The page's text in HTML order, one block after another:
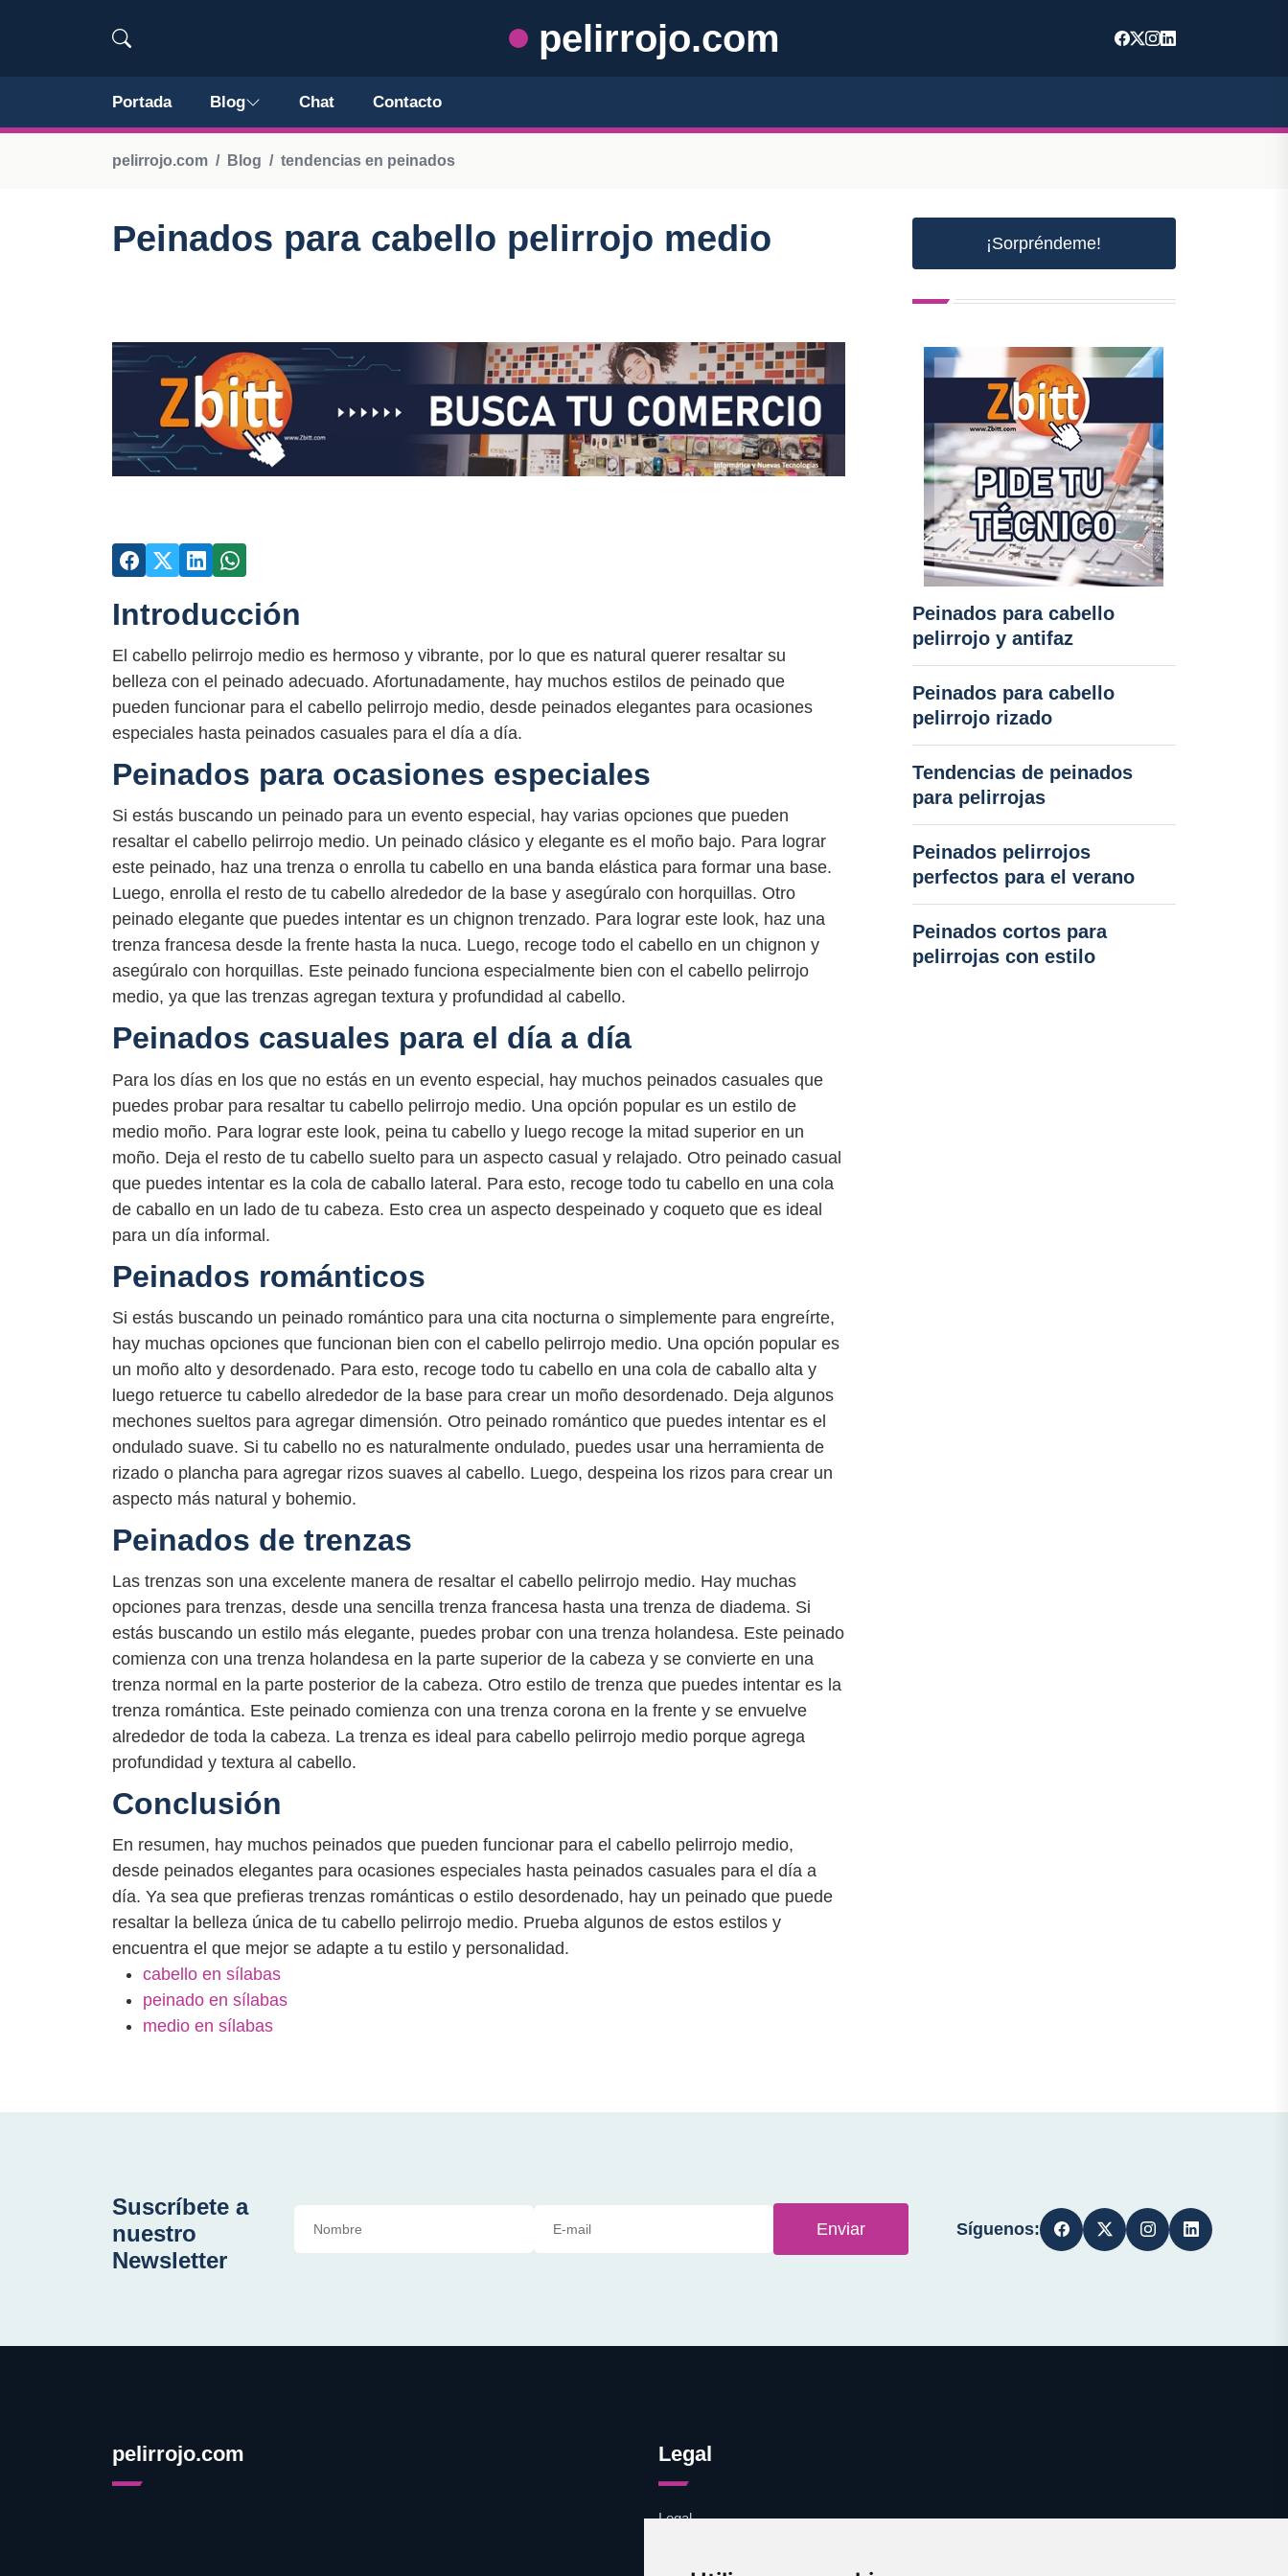
pelirrojo.com
Portada Blog Chat Contacto
pelirrojo.com Blog tendencias en peinados
Peinados para cabello pelirrojo medio
Introducción
El cabello pelirrojo medio es hermoso y vibrante, por lo que es natural querer resaltar su
belleza con el peinado adecuado. Afortunadamente, hay muchos estilos de peinado que
pueden funcionar para el cabello pelirrojo medio, desde peinados elegantes para ocasiones
especiales hasta peinados casuales para el día a día.
Peinados para ocasiones especiales
Si estás buscando un peinado para un evento especial, hay varias opciones que pueden
resaltar el cabello pelirrojo medio. Un peinado clásico y elegante es el moño bajo. Para lograr
este peinado, haz una trenza o enrolla tu cabello en una banda elástica para formar una base.
Luego, enrolla el resto de tu cabello alrededor de la base y asegúralo con horquillas. Otro
peinado elegante que puedes intentar es un chignon trenzado. Para lograr este look, haz una
trenza francesa desde la frente hasta la nuca. Luego, recoge todo el cabello en un chignon y
asegúralo con horquillas. Este peinado funciona especialmente bien con el cabello pelirrojo
medio, ya que las trenzas agregan textura y profundidad al cabello.
Peinados casuales para el día a día
Para los días en los que no estás en un evento especial, hay muchos peinados casuales que
puedes probar para resaltar tu cabello pelirrojo medio. Una opción popular es un estilo de
medio moño. Para lograr este look, peina tu cabello y luego recoge la mitad superior en un
moño. Deja el resto de tu cabello suelto para un aspecto casual y relajado. Otro peinado casual
que puedes intentar es la cola de caballo lateral. Para esto, recoge todo tu cabello en una cola
de caballo en un lado de tu cabeza. Esto crea un aspecto despeinado y coqueto que es ideal
para un día informal.
Peinados románticos
Si estás buscando un peinado romántico para una cita nocturna o simplemente para engreírte,
hay muchas opciones que funcionan bien con el cabello pelirrojo medio. Una opción popular es
un moño alto y desordenado. Para esto, recoge todo tu cabello en una cola de caballo alta y
luego retuerce tu cabello alrededor de la base para crear un moño desordenado. Deja algunos
mechones sueltos para agregar dimensión. Otro peinado romántico que puedes intentar es el
ondulado suave. Si tu cabello no es naturalmente ondulado, puedes usar una herramienta de
rizado o plancha para agregar rizos suaves al cabello. Luego, despeina los rizos para crear un
aspecto más natural y bohemio.
Peinados de trenzas
Las trenzas son una excelente manera de resaltar el cabello pelirrojo medio. Hay muchas
opciones para trenzas, desde una sencilla trenza francesa hasta una trenza de diadema. Si
estás buscando un estilo más elegante, puedes probar con una trenza holandesa. Este peinado
comienza con una trenza holandesa en la parte superior de la cabeza y se convierte en una
trenza normal en la parte posterior de la cabeza. Otro estilo de trenza que puedes intentar es la
trenza romántica. Este peinado comienza con una trenza corona en la frente y se envuelve
alrededor de toda la cabeza. La trenza es ideal para cabello pelirrojo medio porque agrega
profundidad y textura al cabello.
Conclusión
En resumen, hay muchos peinados que pueden funcionar para el cabello pelirrojo medio,
desde peinados elegantes para ocasiones especiales hasta peinados casuales para el día a
día. Ya sea que prefieras trenzas románticas o estilo desordenado, hay un peinado que puede
resaltar la belleza única de tu cabello pelirrojo medio. Prueba algunos de estos estilos y
encuentra el que mejor se adapte a tu estilo y personalidad.
cabello en sílabas
peinado en sílabas
medio en sílabas
¡Sorpréndeme!
Peinados para cabello
pelirrojo y antifaz
Peinados para cabello
pelirrojo rizado
Tendencias de peinados
para pelirrojas
Peinados pelirrojos
perfectos para el verano
Peinados cortos para
pelirrojas con estilo
Suscríbete a
nuestro
Newsletter
Enviar Síguenos:
pelirrojo.com Legal
Legal